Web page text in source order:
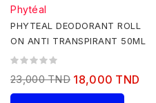
Phytéal
PHYTEAL DEODORANT ROLL
ON ANTI TRANSPIRANT 50ML
23,000 TND 18,000 TND